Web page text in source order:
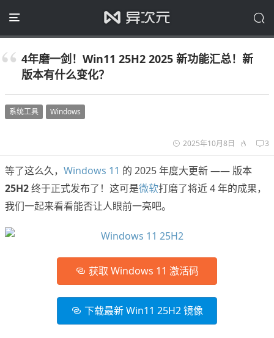
4年磨一剑！Win11 25H2 2025 新功能汇总！新
版本有什么变化？
系统工具 Windows
2025年10月8日 3
等了这么久， Windows 11 的 2025 年度大更新 —— 版本
25H2终于正式发布了！这可是微软打磨了将近 4 年的成果，
我们一起来看看能否让人眼前一亮吧。
获取 Windows 11 激活码
下载最新 Win11 25H2 镜像